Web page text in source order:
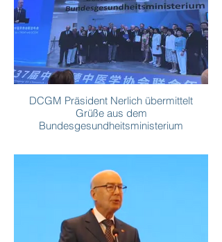
DCGM Präsident Nerlich übermittelt
Grüße aus dem
Bundesgesundheitsministerium